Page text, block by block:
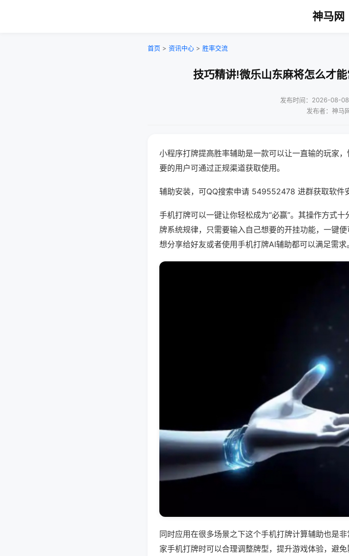
神马网
首页 > 资讯中心 > 胜率交流
技巧精讲!微乐山东麻将怎么才
发布时间：2026-08-08
发布者：神马
小程序打牌提高胜率辅助是一款可以让一直输的玩家
要的用户可通过正规渠道获取使用。
辅助安装，可QQ搜索申请 549552478 进群获取软件
手机打牌可以一键让你轻松成为“必赢”。其操作方式
牌系统规律，只需要输入自己想要的开挂功能，一键
想分享给好友或者使用手机打牌AI辅助都可以满足需求。
同时应用在很多场景之下这个手机打牌计算辅助也是
家手机打牌时可以合理调整牌型，提升游戏体验，避免